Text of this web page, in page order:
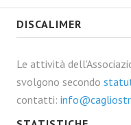
DISCALIMER
Le attività
svolgono secondo
contatti: